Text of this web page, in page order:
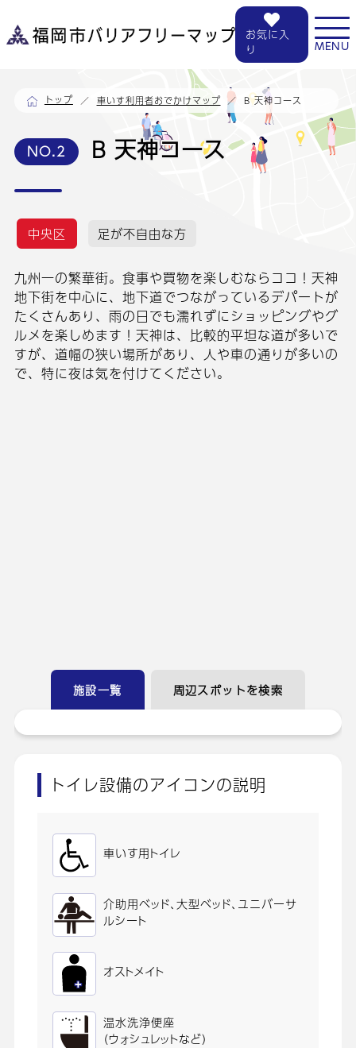
お気に入
り
MENU
トップ 車いす利用者おでかけマップ B 天神コース
NO.2 B 天神コース
中央区 足が不自由な方
九州一の繁華街。食事や買物を楽しむならココ！天神
地下街を中心に、地下道でつながっているデパートが
たくさんあり、雨の日でも濡れずにショッピングやグ
ルメを楽しめます！天神は、比較的平坦な道が多いで
すが、道幅の狭い場所があり、人や車の通りが多いの
で、特に夜は気を付けてください。
施設一覧 周辺スポットを検索
トイレ設備のアイコンの説明
車いす用トイレ
介助用ベッド、大型ベッド、ユニバーサ
ルシート
オストメイト
温水洗浄便座
（ウォシュレットなど）